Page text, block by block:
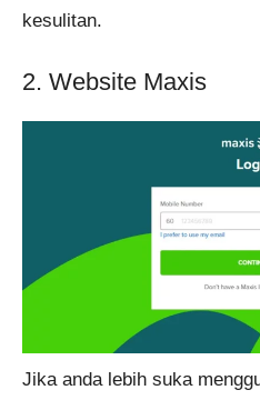
kesulitan.
2. Website Maxis
Jika anda lebih suka